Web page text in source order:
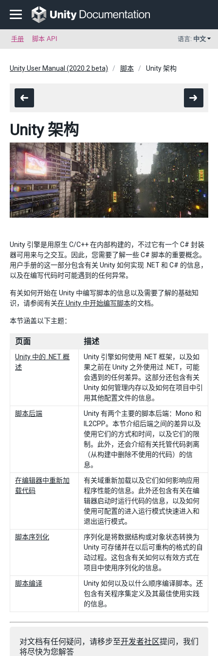
手册 脚本 API 语言: 中文
Unity User Manual (2020.2 beta) 脚本 Unity 架构
Unity 架构
Unity 引擎是用原生 C/C++ 在内部构建的，不过它有一个 C# 封装
器可用来与之交互。因此，您需要了解一些 C# 脚本的重要概念。
用户手册的这一部分包含有关 Unity 如何实现 .NET 和 C# 的信息，
以及在编写代码时可能遇到的任何异常。
有关如何开始在 Unity 中编写脚本的信息以及需要了解的基础知
识，请参阅有关在 Unity 中开始编写脚本的文档。
本节涵盖以下主题：
页面 描述
Unity 中的 .NET 概
述
Unity 引擎如何使用 .NET 框架，以及如
果之前在 Unity 之外使用过 .NET，可能
会遇到的任何差异。这部分还包含有关
Unity 如何管理内存以及如何在项目中引
用其他配置文件的信息。
脚本后端
Unity 有两个主要的脚本后端：Mono 和
IL2CPP。本节介绍后端之间的差异以及
使用它们的方式和时间，以及它们的限
制。此外，还会介绍有关托管代码剥离
（从构建中删除不使用的代码）的信
息。
在编辑器中重新加
载代码
有关域重新加载以及它们如何影响应用
程序性能的信息。此外还包含有关在编
辑器启动时运行代码的信息，以及如何
使用可配置的进入运行模式快速进入和
退出运行模式。
脚本序列化
序列化是将数据结构或对象状态转换为
Unity 可存储并在以后可重构的格式的自
动过程。这包含有关如何以有效方式在
项目中使用序列化的信息。
脚本编译
Unity 如何以及以什么顺序编译脚本。还
包含有关程序集定义及其最佳使用实践
的信息。
对文档有任何疑问，请移步至开发者社区提问，我们
将尽快为您解答